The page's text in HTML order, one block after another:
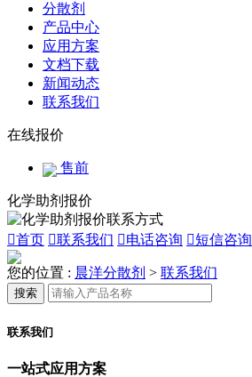
分散剂
产品中心
应用方案
文档下载
新闻动态
联系我们
在线报价
售前
化学助剂报价
首页 联系我们 电话咨询 短信咨询
您的位置 : 晨洋分散剂 > 联系我们
搜索
联系我们
一站式应用方案